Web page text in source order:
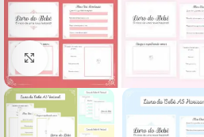
Clique para ampliar